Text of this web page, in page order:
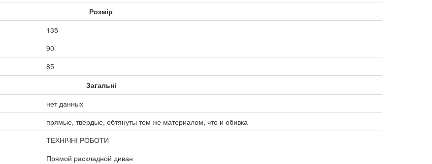
Розмір
135
90
85
Загальні
нет данных
прямые, твердые, обтянуты тем же материалом, что и обивка
ТЕХНІЧНІ РОБОТИ
Прямой раскладной диван